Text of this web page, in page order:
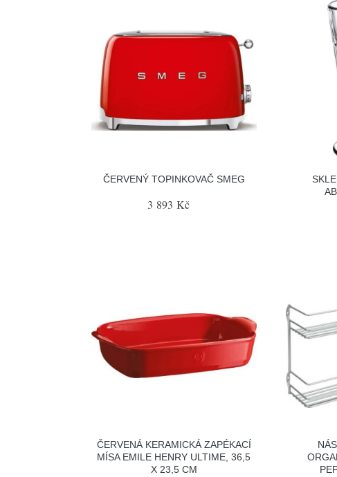
ČERVENÝ TOPINKOVAČ SMEG
3 893 Kč
ČERVENÁ KERAMICKÁ ZAPÉKACÍ
MÍSA EMILE HENRY ULTIME, 36,5
X 23,5 CM